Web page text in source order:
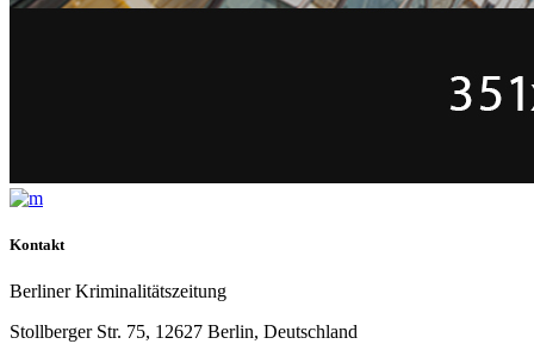
Kontakt
Berliner Kriminalitätszeitung
Stollberger Str. 75, 12627 Berlin, Deutschland